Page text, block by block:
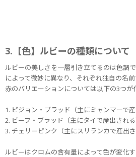
3.【色】ルビーの種類について
ルビーの美しさを一層引き立てるのは色調
によって微妙に異なり、それぞれ独自の名
赤のバリエーションについては以下の3つが
1. ピジョン・ブラッド（主にミャンマーで産
2. ビーフ・ブラッド（主にタイで産出される
3. チェリーピンク（主にスリランカで産出さ
ルビーはクロムの含有量によって色が変化